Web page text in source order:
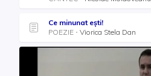
Ce minunat ești!
POEZIE
Viorica Stela Dan